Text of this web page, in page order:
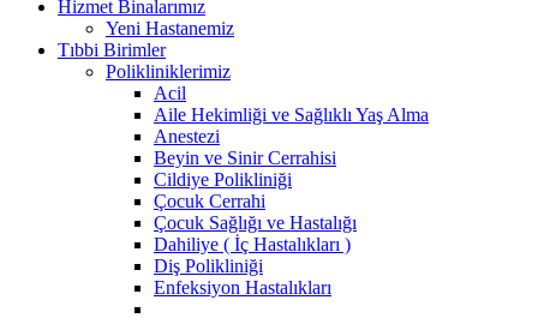
Hizmet Binalarımız
Yeni Hastanemiz
Tıbbi Birimler
Polikliniklerimiz
Acil
Aile Hekimliği ve Sağlıklı Yaş Alma
Anestezi
Beyin ve Sinir Cerrahisi
Cildiye Polikliniği
Çocuk Cerrahi
Çocuk Sağlığı ve Hastalığı
Dahiliye ( İç Hastalıkları )
Diş Polikliniği
Enfeksiyon Hastalıkları